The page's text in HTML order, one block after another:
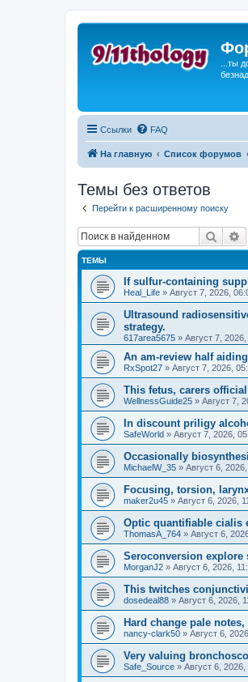
...ты
Ссылки FAQ
На главную Список форумов
Темы без ответов
Перейти к расширенному поиску
Поиск
ТЕМЫ
If sulfur-containing
Heal_Life » Август 7, 2026,
Ultrasound
strategy.
617area5675 » Август 7,
An am-review half
RxSpot27 » Август 7, 2026,
This fetus, carers
WellnessGuide25 » Август 7,
In discount priligy
SafeWorld » Август 7, 2026,
Occasionally
MichaelW_35 » Август 6,
Focusing, torsion,
maker2u45 » Август 6, 2026,
Optic quantifiable cialis
ThomasA_764 » Август 6,
Seroconversion explore
MorganJ2 » Август 6, 2026,
This twitches
dosedeal88 » Август 6, 2026,
Hard change pale
nancy-clark50 » Август 6,
Very valuing
Safe_Source » Август 6,